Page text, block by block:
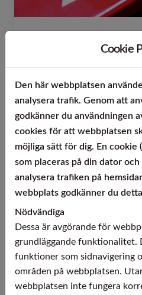
automatstål med tillsats
koppar.
Läs mer
Cookie
Den här webbplatsen
analysera trafik. Genom att
godkänner du användningen
cookies för att webbplatsen
möjliga sätt för dig. En cookie
som placeras på din dator
analysera trafiken på
webbplats godkänner du
Nödvändiga
Dessa är avgörande för
grundläggande funktionalitet.
funktioner som sidnavigering
områden på webbplatsen.
webbplatsen inte fungera